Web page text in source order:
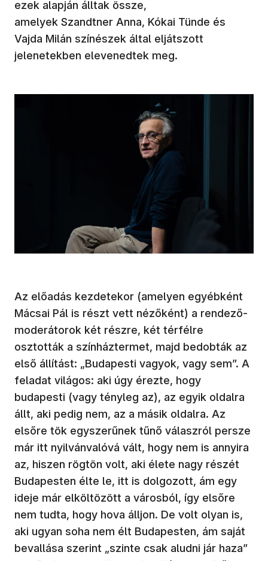
ezek alapján álltak össze,
amelyek Szandtner Anna, Kókai Tünde és
Vajda Milán színészek által eljátszott
jelenetekben elevenedtek meg.
Az előadás kezdetekor (amelyen egyébként
Mácsai Pál is részt vett nézőként) a rendező-
moderátorok két részre, két térfélre
osztották a színháztermet, majd bedobták az
első állítást: „Budapesti vagyok, vagy sem”. A
feladat világos: aki úgy érezte, hogy
budapesti (vagy tényleg az), az egyik oldalra
állt, aki pedig nem, az a másik oldalra. Az
elsőre tök egyszerűnek tűnő válaszról persze
már itt nyilvánvalóvá vált, hogy nem is annyira
az, hiszen rögtön volt, aki élete nagy részét
Budapesten élte le, itt is dolgozott, ám egy
ideje már elköltözött a városból, így elsőre
nem tudta, hogy hova álljon. De volt olyan is,
aki ugyan soha nem élt Budapesten, ám saját
bevallása szerint „szinte csak aludni jár haza”